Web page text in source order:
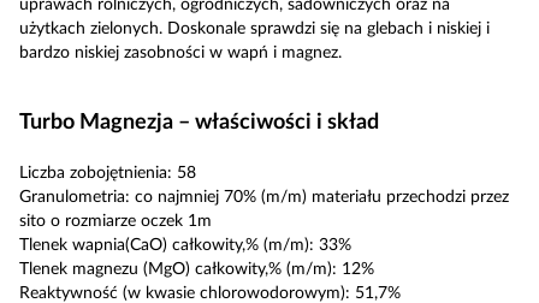
uprawach rolniczych, ogrodniczych, sadowniczych oraz na
użytkach zielonych. Doskonale sprawdzi się na glebach i niskiej i
bardzo niskiej zasobności w wapń i magnez.
Turbo Magnezja – właściwości i skład
Liczba zobojętnienia: 58
Granulometria: co najmniej 70% (m/m) materiału przechodzi przez
sito o rozmiarze oczek 1m
Tlenek wapnia(CaO) całkowity,% (m/m): 33%
Tlenek magnezu (MgO) całkowity,% (m/m): 12%
Reaktywność (w kwasie chlorowodorowym): 51,7%